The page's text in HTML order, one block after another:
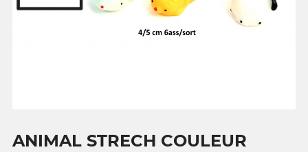
ANIMAL STRECH COULEUR